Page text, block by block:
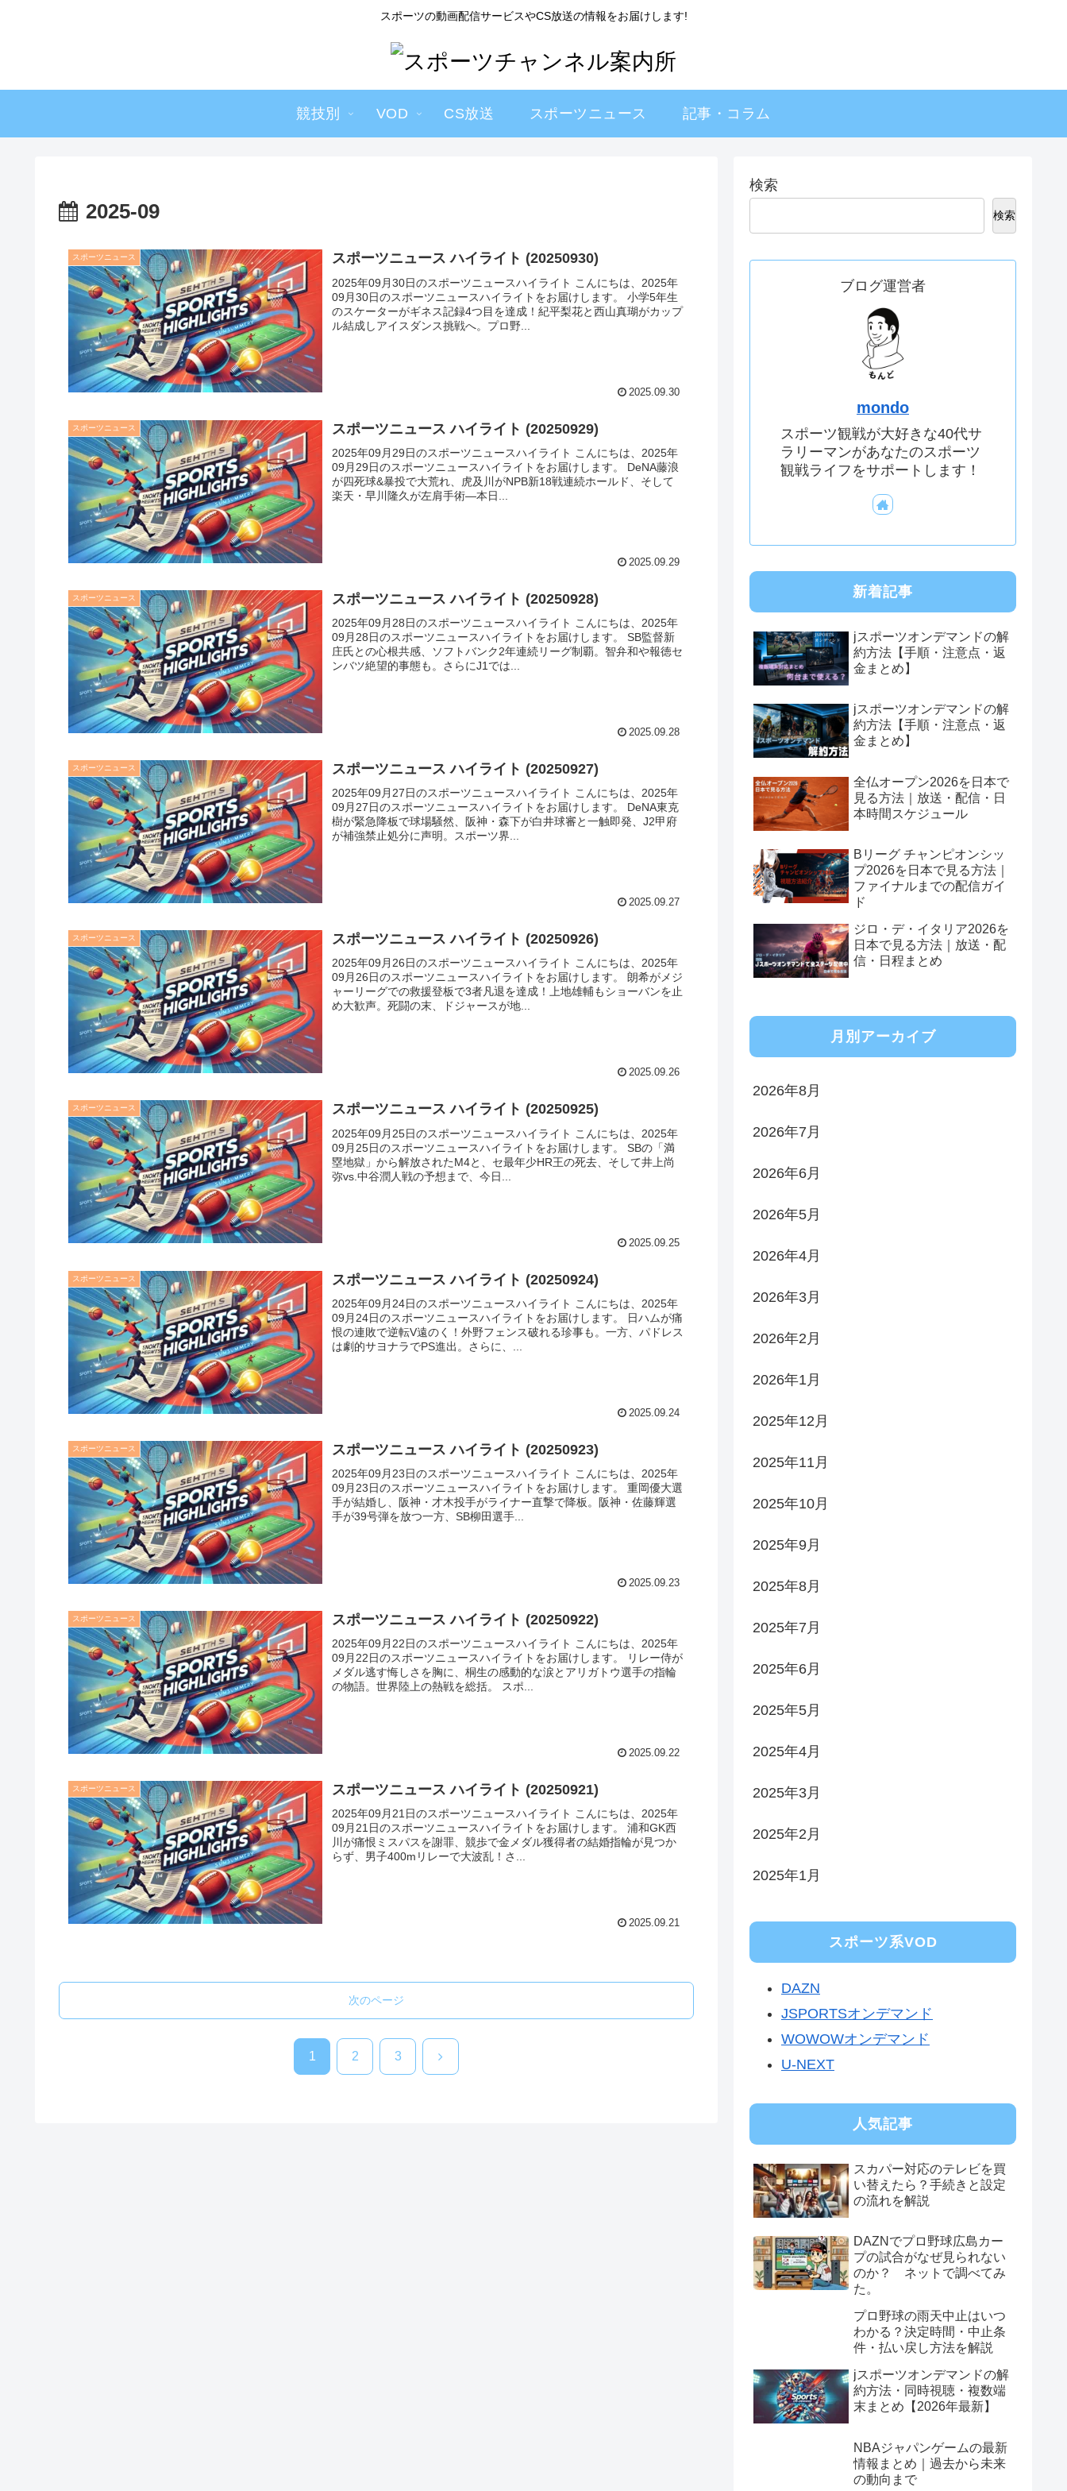
スポーツの動画配信サービスやCS放送の情報をお届けします!
競技別 VOD CS放送 スポーツニュース 記事・コラム
2025-09
スポーツニュース スポーツニュース ハイライト (20250930)
2025年09月30日のスポーツニュースハイライト こんにちは、2025年
09月30日のスポーツニュースハイライトをお届けします。 小学5年生
のスケーターがギネス記録4つ目を達成！紀平梨花と西山真瑚がカップ
ル結成しアイスダンス挑戦へ。プロ野...
2025.09.30
スポーツニュース スポーツニュース ハイライト (20250929)
2025年09月29日のスポーツニュースハイライト こんにちは、2025年
09月29日のスポーツニュースハイライトをお届けします。 DeNA藤浪
が四死球&暴投で大荒れ、虎及川がNPB新18戦連続ホールド、そして
楽天・早川隆久が左肩手術―本日...
2025.09.29
スポーツニュース スポーツニュース ハイライト (20250928)
2025年09月28日のスポーツニュースハイライト こんにちは、2025年
09月28日のスポーツニュースハイライトをお届けします。 SB監督新
庄氏との心根共感、ソフトバンク2年連続リーグ制覇。智弁和や報徳セ
ンバツ絶望的事態も。さらにJ1では...
2025.09.28
スポーツニュース スポーツニュース ハイライト (20250927)
2025年09月27日のスポーツニュースハイライト こんにちは、2025年
09月27日のスポーツニュースハイライトをお届けします。 DeNA東克
樹が緊急降板で球場騒然、阪神・森下が白井球審と一触即発、J2甲府
が補強禁止処分に声明。スポーツ界...
2025.09.27
スポーツニュース スポーツニュース ハイライト (20250926)
2025年09月26日のスポーツニュースハイライト こんにちは、2025年
09月26日のスポーツニュースハイライトをお届けします。 朗希がメジ
ャーリーグでの救援登板で3者凡退を達成！上地雄輔もショーバンを止
め大歓声。死闘の末、ドジャースが地...
2025.09.26
スポーツニュース スポーツニュース ハイライト (20250925)
2025年09月25日のスポーツニュースハイライト こんにちは、2025年
09月25日のスポーツニュースハイライトをお届けします。 SBの「満
塁地獄」から解放されたM4と、セ最年少HR王の死去、そして井上尚
弥vs.中谷潤人戦の予想まで、今日...
2025.09.25
スポーツニュース スポーツニュース ハイライト (20250924)
2025年09月24日のスポーツニュースハイライト こんにちは、2025年
09月24日のスポーツニュースハイライトをお届けします。 日ハムが痛
恨の連敗で逆転V遠のく！外野フェンス破れる珍事も。一方、パドレス
は劇的サヨナラでPS進出。さらに、...
2025.09.24
スポーツニュース スポーツニュース ハイライト (20250923)
2025年09月23日のスポーツニュースハイライト こんにちは、2025年
09月23日のスポーツニュースハイライトをお届けします。 重岡優大選
手が結婚し、阪神・才木投手がライナー直撃で降板。阪神・佐藤輝選
手が39号弾を放つ一方、SB柳田選手...
2025.09.23
スポーツニュース スポーツニュース ハイライト (20250922)
2025年09月22日のスポーツニュースハイライト こんにちは、2025年
09月22日のスポーツニュースハイライトをお届けします。 リレー侍が
メダル逃す悔しさを胸に、桐生の感動的な涙とアリガトウ選手の指輪
の物語。世界陸上の熱戦を総括。 スポ...
2025.09.22
スポーツニュース スポーツニュース ハイライト (20250921)
2025年09月21日のスポーツニュースハイライト こんにちは、2025年
09月21日のスポーツニュースハイライトをお届けします。 浦和GK西
川が痛恨ミスパスを謝罪、競歩で金メダル獲得者の結婚指輪が見つか
らず、男子400mリレーで大波乱！さ...
2025.09.21
次のページ
1 2 3 次
検索
検索
ブログ運営者
mondo
スポーツ観戦が大好きな40代サ
ラリーマンがあなたのスポーツ
観戦ライフをサポートします！
新着記事
jスポーツオンデマンドの解
約方法【手順・注意点・返
金まとめ】
jスポーツオンデマンドの解
約方法【手順・注意点・返
金まとめ】
全仏オープン2026を日本で
見る方法｜放送・配信・日
本時間スケジュール
Bリーグ チャンピオンシッ
プ2026を日本で見る方法｜
ファイナルまでの配信ガイ
ド
ジロ・デ・イタリア2026を
日本で見る方法｜放送・配
信・日程まとめ
月別アーカイブ
2026年8月
2026年7月
2026年6月
2026年5月
2026年4月
2026年3月
2026年2月
2026年1月
2025年12月
2025年11月
2025年10月
2025年9月
2025年8月
2025年7月
2025年6月
2025年5月
2025年4月
2025年3月
2025年2月
2025年1月
スポーツ系VOD
DAZN
JSPORTSオンデマンド
WOWOWオンデマンド
U-NEXT
人気記事
スカパー対応のテレビを買
い替えたら？手続きと設定
の流れを解説
DAZNでプロ野球広島カー
プの試合がなぜ見られない
のか？ ネットで調べてみ
た。
プロ野球の雨天中止はいつ
わかる？決定時間・中止条
件・払い戻し方法を解説
jスポーツオンデマンドの解
約方法・同時視聴・複数端
末まとめ【2026年最新】
NBAジャパンゲームの最新
情報まとめ｜過去から未来
の動向まで